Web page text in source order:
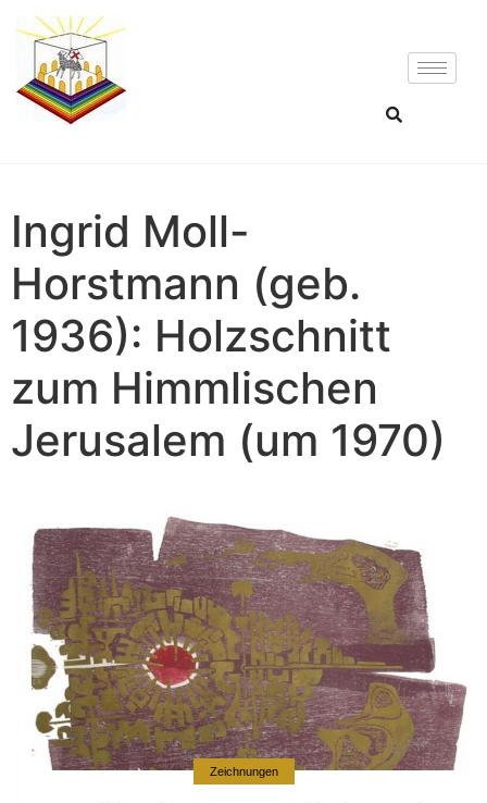
Ingrid Moll-
Horstmann (geb.
1936): Holzschnitt
zum Himmlischen
Jerusalem (um 1970)
Zeichnungen